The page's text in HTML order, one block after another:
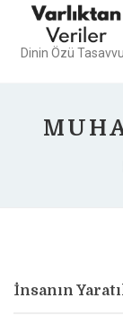
Dinin Özü
İnsanın